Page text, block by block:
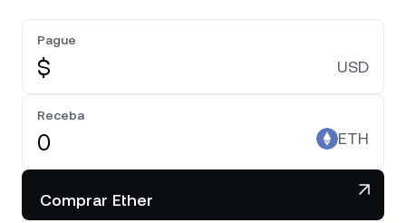
Pague
$ USD
Receba
ETH
Comprar Ether